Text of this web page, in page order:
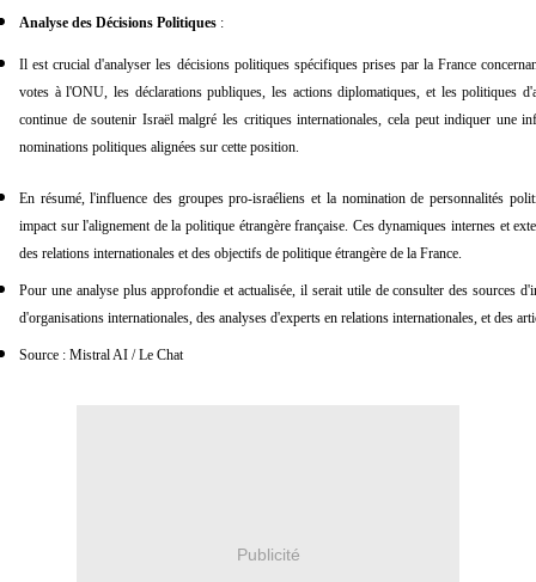
Analyse des Décisions Politiques :
Il est crucial d'analyser les décisions politiques spécifiques prises par la France
votes à l'ONU, les déclarations publiques, les actions diplomatiques, et les politiques
continue de soutenir Israël malgré les critiques internationales, cela peut indiquer une
nominations politiques alignées sur cette position.
En résumé, l'influence des groupes pro-israéliens et la nomination de personnalités
impact sur l'alignement de la politique étrangère française. Ces dynamiques internes et
des relations internationales et des objectifs de politique étrangère de la France.
Pour une analyse plus approfondie et actualisée, il serait utile de consulter des sources
d'organisations internationales, des analyses d'experts en relations internationales, et des
Source : Mistral AI / Le Chat
Publicité